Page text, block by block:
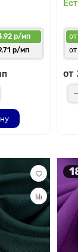
р/мп
р/мп
от